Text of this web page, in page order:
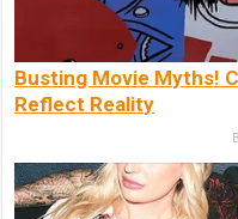
Busting Movie Myths!
Reflect Reality